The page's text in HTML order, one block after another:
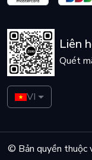
Liên
Quét
VI
© Bản quyền thuộc